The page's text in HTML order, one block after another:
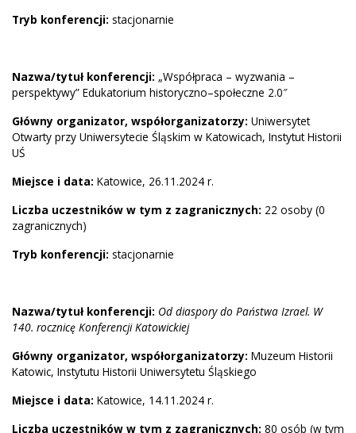
Tryb konferencji: stacjonarnie
Nazwa/tytuł konferencji: „Współpraca – wyzwania –
perspektywy” Edukatorium historyczno–społeczne 2.0″
Główny organizator, współorganizatorzy: Uniwersytet
Otwarty przy Uniwersytecie Śląskim w Katowicach, Instytut Historii
UŚ
Miejsce i data: Katowice, 26.11.2024 r.
Liczba uczestników w tym z zagranicznych: 22 osoby (0
zagranicznych)
Tryb konferencji: stacjonarnie
Nazwa/tytuł konferencji: Od diaspory do Państwa Izrael. W
140. rocznicę Konferencji Katowickiej
Główny organizator, współorganizatorzy: Muzeum Historii
Katowic, Instytutu Historii Uniwersytetu Śląskiego
Miejsce i data: Katowice, 14.11.2024 r.
Liczba uczestników w tym z zagranicznych: 80 osób (w tym